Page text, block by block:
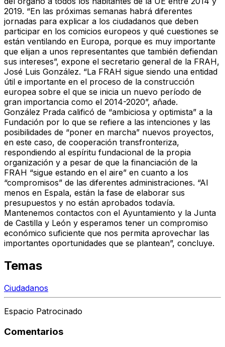
2019. “En las próximas semanas habrá diferentes
jornadas para explicar a los ciudadanos que deben
participar en los comicios europeos y qué cuestiones se
están ventilando en Europa, porque es muy importante
que elijan a unos representantes que también defiendan
sus intereses”, expone el secretario general de la FRAH,
José Luis González. “La FRAH sigue siendo una entidad
útil e importante en el proceso de la construcción
europea sobre el que se inicia un nuevo período de
gran importancia como el 2014-2020”, añade.
González Prada calificó de “ambiciosa y optimista” a la
Fundación por lo que se refiere a las intenciones y las
posibilidades de “poner en marcha” nuevos proyectos,
en este caso, de cooperación transfronteriza,
respondiendo al espíritu fundacional de la propia
organización y a pesar de que la financiación de la
FRAH “sigue estando en el aire” en cuanto a los
“compromisos” de las diferentes administraciones. “Al
menos en Espala, están la fase de elaborar sus
presupuestos y no están aprobados todavía.
Mantenemos contactos con el Ayuntamiento y la Junta
de Castilla y León y esperamos tener un compromiso
económico suficiente que nos permita aprovechar las
importantes oportunidades que se plantean”, concluye.
Temas
Ciudadanos
Espacio Patrocinado
Comentarios